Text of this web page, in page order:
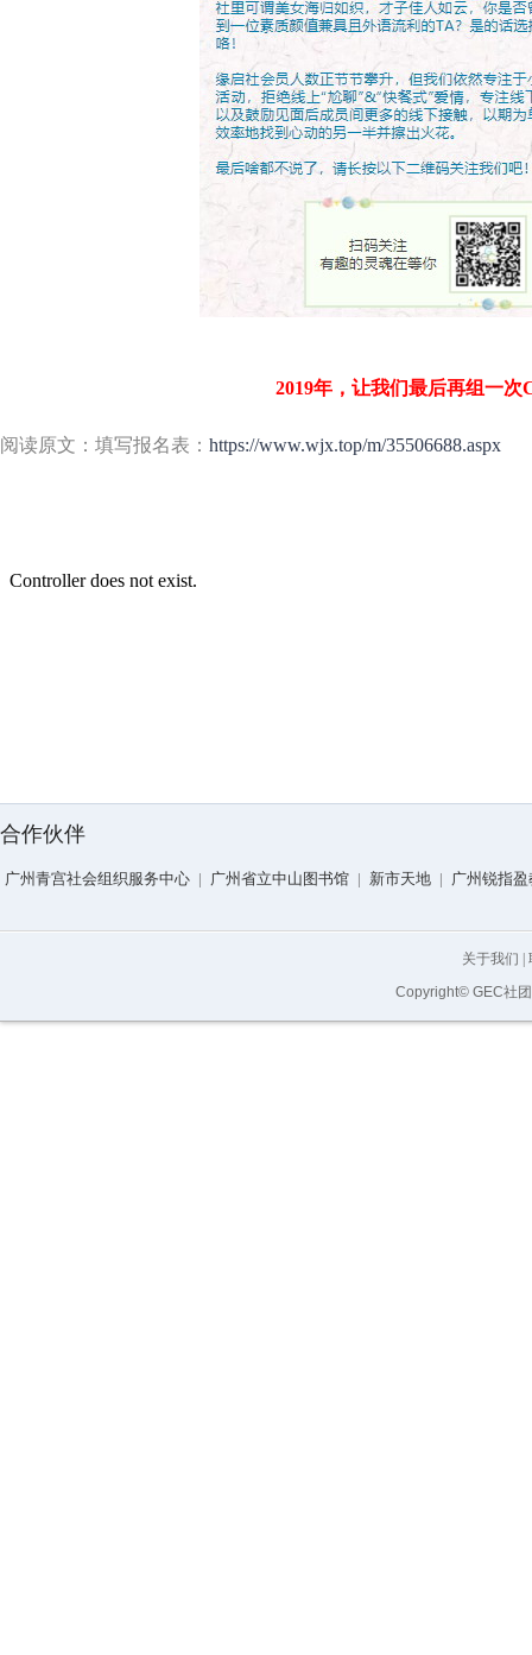
2019年，让我们最后再组一次
阅读原文：填写报名表： https://www.wjx.top/m/35506688.aspx
合作伙伴
广州青宫社会组织服务中心 | 广州省立中山图书馆 | 新市天地 | 广州锐指
关于我们 |
Copyright© GEC社